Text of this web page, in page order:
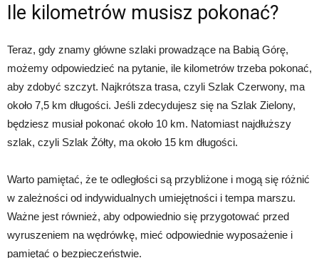
Ile kilometrów musisz pokonać?
Teraz, gdy znamy główne szlaki prowadzące na Babią Górę,
możemy odpowiedzieć na pytanie, ile kilometrów trzeba pokonać,
aby zdobyć szczyt. Najkrótsza trasa, czyli Szlak Czerwony, ma
około 7,5 km długości. Jeśli zdecydujesz się na Szlak Zielony,
będziesz musiał pokonać około 10 km. Natomiast najdłuższy
szlak, czyli Szlak Żółty, ma około 15 km długości.
Warto pamiętać, że te odległości są przybliżone i mogą się różnić
w zależności od indywidualnych umiejętności i tempa marszu.
Ważne jest również, aby odpowiednio się przygotować przed
wyruszeniem na wędrówkę, mieć odpowiednie wyposażenie i
pamiętać o bezpieczeństwie.